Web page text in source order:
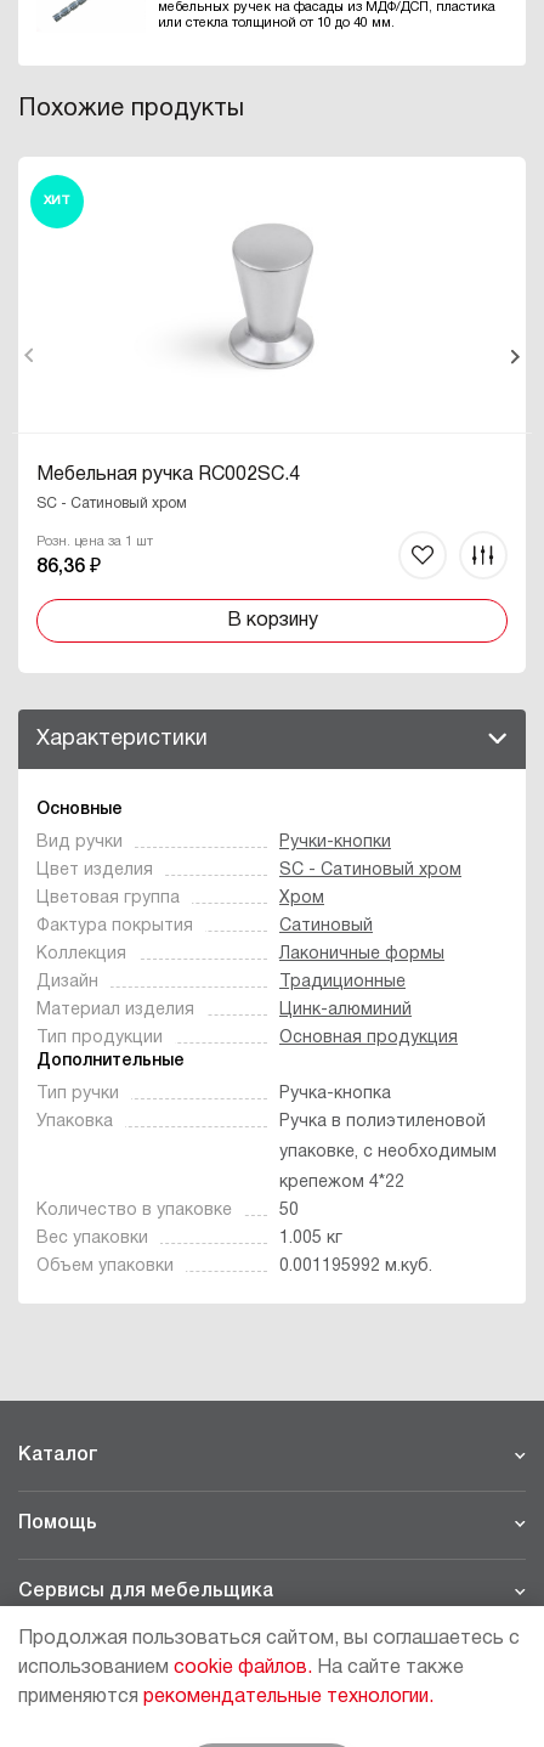
мебельных ручек на фасады из МДФ/ДСП, пластика
или стекла толщиной от 10 до 40 мм.
Похожие продукты
ХИТ
Мебельная ручка RC002SC.4
SC - Сатиновый хром
Розн. цена за 1 шт
86,36 ₽
В корзину
Характеристики
Основные
Вид ручки
Ручки-кнопки
Цвет изделия
SC - Сатиновый хром
Цветовая группа
Хром
Фактура покрытия
Сатиновый
Коллекция
Лаконичные формы
Дизайн
Традиционные
Материал изделия
Цинк-алюминий
Тип продукции
Основная продукция
Дополнительные
Тип ручки
Ручка-кнопка
Упаковка
Ручка в полиэтиленовой
упаковке, с необходимым
крепежом 4*22
Количество в упаковке
50
Вес упаковки
1.005 кг
Объем упаковки
0.001195992 м.куб.
Каталог
Помощь
Сервисы для мебельщика
МОСКВА - ШОУРУМ/СКЛАД
Продолжая пользоваться сайтом, вы соглашаетесь с
использованием cookie файлов. На сайте также
применяются рекомендательные технологии.